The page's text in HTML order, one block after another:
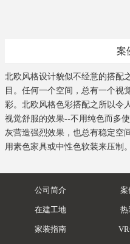
案
北欧风格设计貌似不经意的搭配
目。任何一个空间，总有一个视
彩。北欧风格色彩搭配之所以令
视觉舒服的效果--不用纯色而多
灰营造强烈效果，也总有稳定空
用素色家具或中性色软装来压制。
公司简介 案
在建工地 热
家装指南